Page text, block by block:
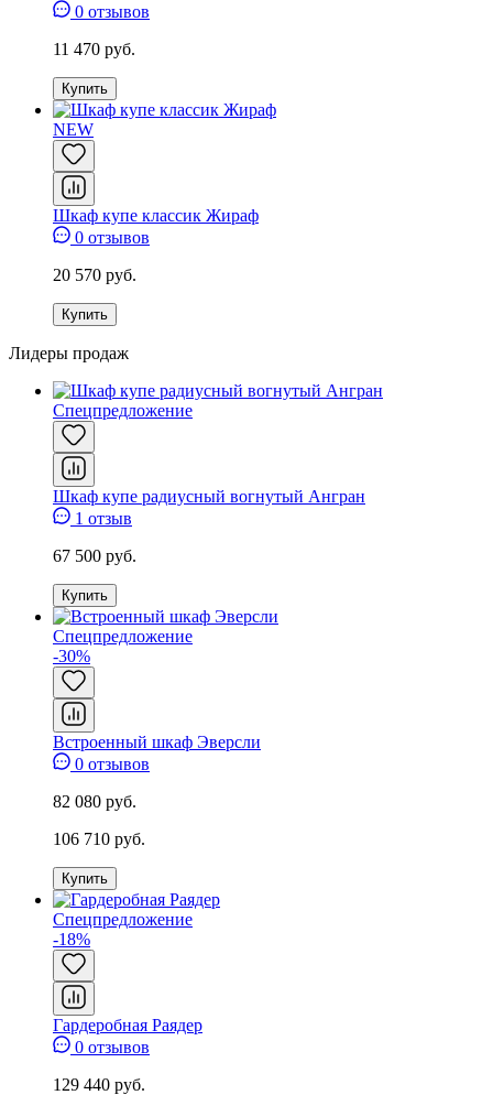
0 отзывов
11 470 руб.
Купить
NEW
Шкаф купе классик Жираф
0 отзывов
20 570 руб.
Купить
Лидеры продаж
Спецпредложение
Шкаф купе радиусный вогнутый Ангран
1 отзыв
67 500 руб.
Купить
Спецпредложение
-30%
Встроенный шкаф Эверсли
0 отзывов
82 080 руб.
106 710 руб.
Купить
Спецпредложение
-18%
Гардеробная Раядер
0 отзывов
129 440 руб.